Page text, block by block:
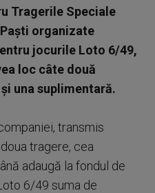
Tragerile Speciale
organizate
jocurile Loto 6/49,
loc câte două
una suplimentară.
transmis
tragere, cea
adaugă la fondul de
6/49 suma de